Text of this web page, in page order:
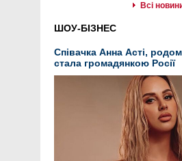
Всі
ШОУ-БІЗНЕС
Співачка Анна Асті,
стала громадянкою Росії